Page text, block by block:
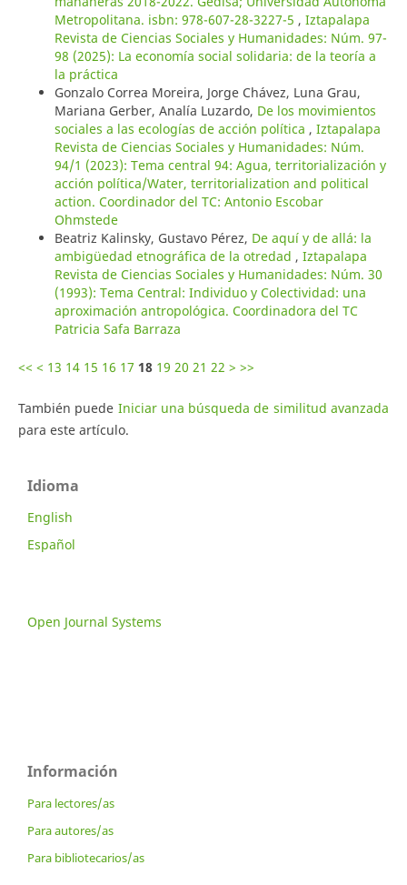
Metropolitana. isbn: 978-607-28-3227-5 , Iztapalapa
Revista de Ciencias Sociales y Humanidades: Núm. 97-
98 (2025): La economía social solidaria: de la teoría a
la práctica
Gonzalo Correa Moreira, Jorge Chávez, Luna Grau,
Mariana Gerber, Analía Luzardo, De los movimientos
sociales a las ecologías de acción política , Iztapalapa
Revista de Ciencias Sociales y Humanidades: Núm.
94/1 (2023): Tema central 94: Agua, territorialización y
acción política/Water, territorialization and political
action. Coordinador del TC: Antonio Escobar
Ohmstede
Beatriz Kalinsky, Gustavo Pérez, De aquí y de allá: la
ambigüedad etnográfica de la otredad , Iztapalapa
Revista de Ciencias Sociales y Humanidades: Núm. 30
(1993): Tema Central: Individuo y Colectividad: una
aproximación antropológica. Coordinadora del TC
Patricia Safa Barraza
<< < 13 14 15 16 17 18 19 20 21 22 > >>
También puede Iniciar una búsqueda de similitud avanzada
para este artículo.
Idioma
English
Español
Open Journal Systems
Información
Para lectores/as
Para autores/as
Para bibliotecarios/as